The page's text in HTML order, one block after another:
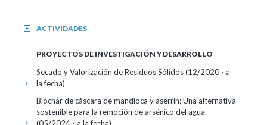
ACTIVIDADES
+
PROYECTOS DE INVESTIGACIÓN Y DESARROLLO
Secado y Valorización de Residuos Sólidos (12/2020 - a
la fecha)
+
Biochar de cáscara de mandioca y aserrín: Una alternativa
sostenible para la remoción de arsénico del agua.
+